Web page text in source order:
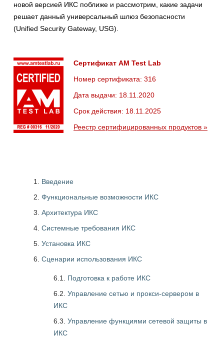
новой версией ИКС поближе и рассмотрим, какие задачи
решает данный универсальный шлюз безопасности
(Unified Security Gateway, USG).
Сертификат AM Test Lab
Номер сертификата: 316
Дата выдачи: 18.11.2020
Срок действия: 18.11.2025
Реестр сертифицированных продуктов »
Введение
Функциональные возможности ИКС
Архитектура ИКС
Системные требования ИКС
Установка ИКС
Сценарии использования ИКС
6.1. Подготовка к работе ИКС
6.2. Управление сетью и прокси-сервером в
ИКС
6.3. Управление функциями сетевой защиты в
ИКС